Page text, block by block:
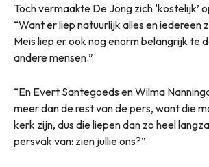
Toch vermaakte De Jong zich ‘kostelijk’
“Want er liep natuurlijk alles en iedereen
Meis liep er ook nog enorm belangrijk te
andere mensen.”
“En Evert Santegoeds en Wilma
meer dan de rest van de pers, want die
kerk zijn, dus die liepen dan zo heel
persvak van: zien jullie ons?”